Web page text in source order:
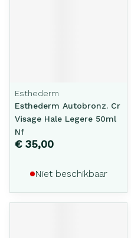
Esthederm
Esthederm Autobronz. Cr
Visage Hale Legere 50ml
Nf
€ 35,00
Niet beschikbaar